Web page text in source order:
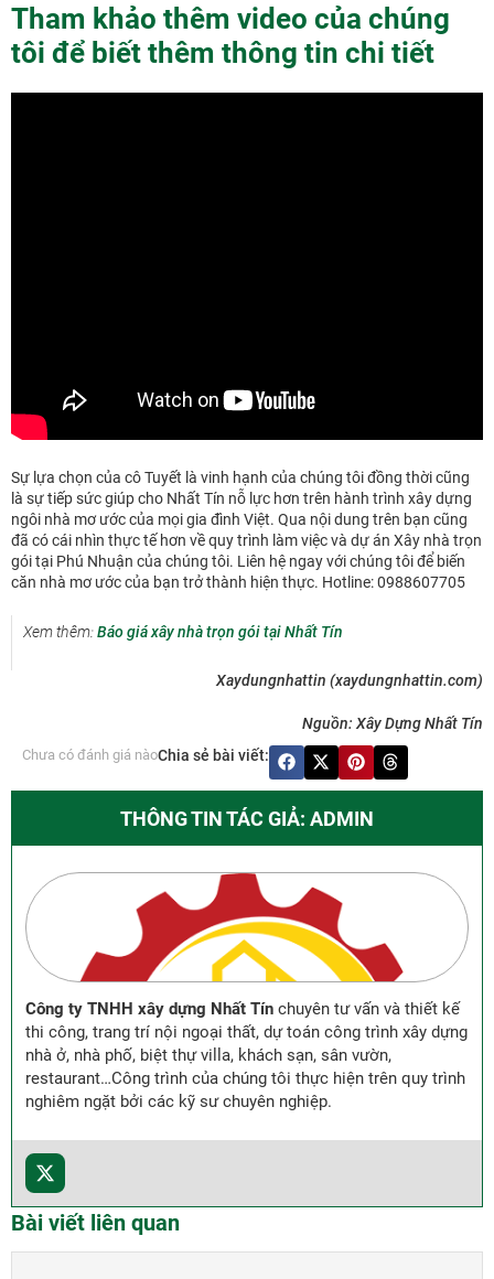
Tham khảo thêm video của chúng
tôi để biết thêm thông tin chi tiết
Sự lựa chọn của cô Tuyết là vinh hạnh của chúng tôi đồng thời cũng
là sự tiếp sức giúp cho Nhất Tín nỗ lực hơn trên hành trình xây dựng
ngôi nhà mơ ước của mọi gia đình Việt. Qua nội dung trên bạn cũng
đã có cái nhìn thực tế hơn về quy trình làm việc và dự án Xây nhà trọn
gói tại Phú Nhuận của chúng tôi. Liên hệ ngay với chúng tôi để biến
căn nhà mơ ước của bạn trở thành hiện thực. Hotline: 0988607705
Xem thêm:Báo giá xây nhà trọn gói tại Nhất Tín
Xaydungnhattin (xaydungnhattin.com)
Nguồn: Xây Dựng Nhất Tín
Chưa có đánh giá nàoChia sẻ bài viết:
THÔNG TIN TÁC GIẢ: ADMIN
Công ty TNHH xây dựng Nhất Tín chuyên tư vấn và thiết kế
thi công, trang trí nội ngoại thất, dự toán công trình xây dựng
nhà ở, nhà phố, biệt thự villa, khách sạn, sân vườn,
restaurant…Công trình của chúng tôi thực hiện trên quy trình
nghiêm ngặt bởi các kỹ sư chuyên nghiệp.
Bài viết liên quan